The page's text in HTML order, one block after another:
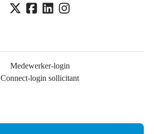
Medewerker-login
Connect-login sollicitant